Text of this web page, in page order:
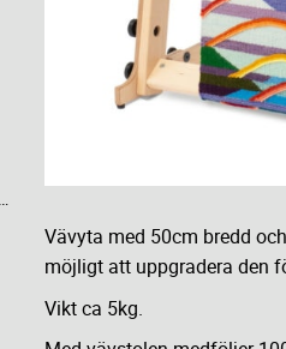
Vävyta med 50cm bredd
möjligt att uppgradera den
Vikt ca 5kg.